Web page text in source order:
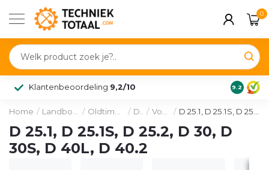
0
Klantenbeoordeling 9,2/10 9.2
Home / / / / /
D 25.1, D 25.1S, D 25.2, D 30, D
30S, D 40L, D 40.2